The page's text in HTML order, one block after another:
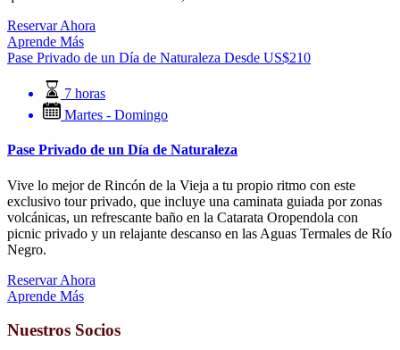
Reservar Ahora
Aprende Más
Pase Privado de un Día de Naturaleza Desde US$210
7 horas
Martes - Domingo
Pase Privado de un Día de Naturaleza
Vive lo mejor de Rincón de la Vieja a tu propio ritmo con este
exclusivo tour privado, que incluye una caminata guiada por zonas
volcánicas, un refrescante baño en la Catarata Oropendola con
picnic privado y un relajante descanso en las Aguas Termales de Río
Negro.
Reservar Ahora
Aprende Más
Nuestros Socios